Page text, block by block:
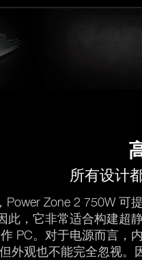
所有设计
，Power Zone 2 750W 可
此，它非常适合构建超
PC。对于电源而言，
外观也不能完全忽视。